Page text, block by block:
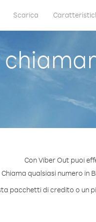
Scarica
Con Viber Out puoi
Chiama qualsiasi numero in
pacchetti di credito o un